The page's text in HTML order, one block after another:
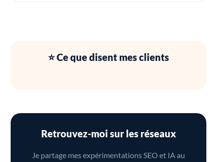
⭐ Ce que disent mes clients
Retrouvez-moi sur les réseaux
Je partage mes expérimentations SEO et IA au